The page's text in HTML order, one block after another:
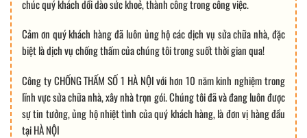
chúc quý khách dồi dào sức khoẻ, thành công trong công việc.
Cảm ơn quý khách hàng đã luôn ủng hộ các dịch vụ sửa chữa nhà, đặc
biệt là dịch vụ chống thấm của chúng tôi trong suốt thời gian qua!
Công ty CHỐNG THẤM SỐ 1 HÀ NỘI với hơn 10 năm kinh nghiệm trong
lĩnh vực sửa chữa nhà, xây nhà trọn gói. Chúng tôi đã và đang luôn được
sự tin tưởng, ủng hộ nhiệt tình của quý khách hàng, là đơn vị hàng đầu
tại HÀ NỘI